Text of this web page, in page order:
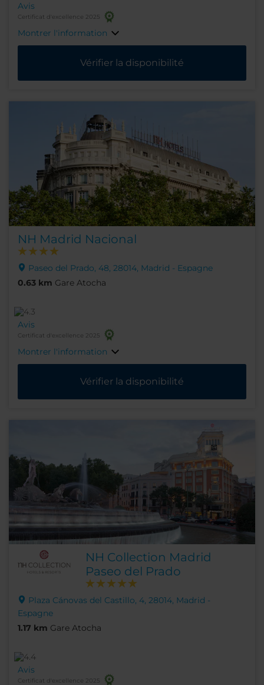
Avis
Certificat d'excellence 2025
Montrer l'information
Vérifier la disponibilité
NH Madrid Nacional
Paseo del Prado, 48, 28014, Madrid - Espagne
0.63 km Gare Atocha
Avis
Certificat d'excellence 2025
Montrer l'information
Vérifier la disponibilité
NH Collection Madrid
Paseo del Prado
Plaza Cánovas del Castillo, 4, 28014, Madrid -
Espagne
1.17 km Gare Atocha
Avis
Certificat d'excellence 2025